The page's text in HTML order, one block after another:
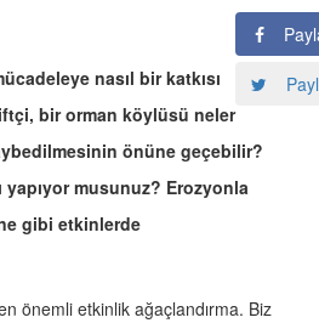
nasıl bir katkısı
bir orman köylüsü neler
önüne geçebilir?
yapıyor musunuz? Erozyonla
gibi etkinlerde
önemli etkinlik ağaçlandırma. Biz